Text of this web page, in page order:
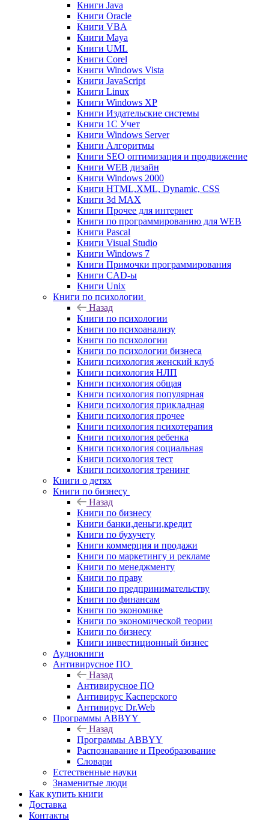
Книги Java
Книги Oracle
Книги VBA
Книги Maya
Книги UML
Книги Corel
Книги Windows Vista
Книги JavaScript
Книги Linux
Книги Windows XP
Книги Издательские системы
Книги 1C Учет
Книги Windows Server
Книги Алгоритмы
Книги SEO оптимизация и продвижение
Книги WEB дизайн
Книги Windows 2000
Книги HTML,XML, Dynamic, CSS
Книги 3d MAX
Книги Прочее для интернет
Книги по программированию для WEB
Книги Pascal
Книги Visual Studio
Книги Windows 7
Книги Примочки программирования
Книги CAD-ы
Книги Unix
Книги по психологии
Назад
Книги по психологии
Книги по психоанализу
Книги по психологии
Книги по психологии бизнеса
Книги психология женский клуб
Книги психология НЛП
Книги психология общая
Книги психология популярная
Книги психология прикладная
Книги психология прочее
Книги психология психотерапия
Книги психология ребенка
Книги психология социальная
Книги психология тест
Книги психология тренинг
Книги о детях
Книги по бизнесу
Назад
Книги по бизнесу
Книги банки,деньги,кредит
Книги по бухучету
Книги коммерция и продажи
Книги по маркетингу и рекламе
Книги по менеджменту
Книги по праву
Книги по предпринимательству
Книги по финансам
Книги по экономике
Книги по экономической теории
Книги по бизнесу
Книги инвестиционный бизнес
Аудиокниги
Антивирусное ПО
Назад
Антивирусное ПО
Антивирус Касперского
Антивирус Dr.Web
Программы ABBYY
Назад
Программы ABBYY
Распознавание и Преобразование
Словари
Естественные науки
Знаменитые люди
Как купить книги
Доставка
Контакты